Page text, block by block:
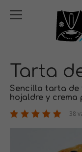
Tarta
Sencilla tarta de
hojaldre y crema
38